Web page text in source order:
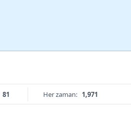
81 Her zaman: 1,971